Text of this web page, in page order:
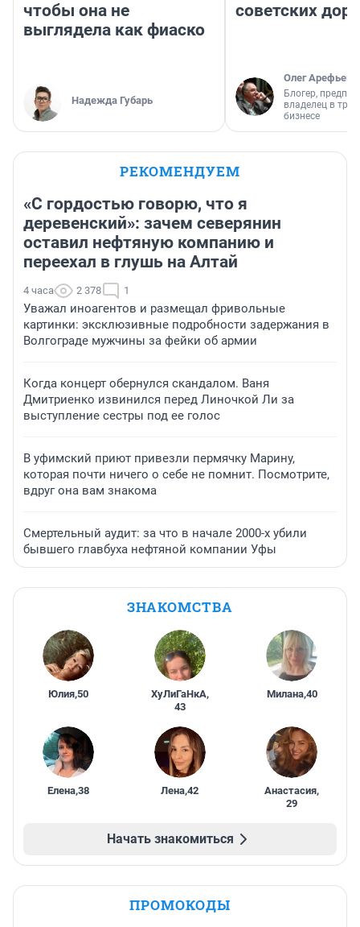
чтобы она не
выглядела как фиаско
Надежда Губарь
советских
Олег Арефьев
Блогер,
владелец в
бизнесе
РЕКОМЕНДУЕМ
«С гордостью говорю, что я
деревенский»: зачем северянин
оставил нефтяную компанию и
переехал в глушь на Алтай
4 часа 2 378 1
Уважал иноагентов и размещал фривольные
картинки: эксклюзивные подробности задержания в
Волгограде мужчины за фейки об армии
Когда концерт обернулся скандалом. Ваня
Дмитриенко извинился перед Линочкой Ли за
выступление сестры под ее голос
В уфимский приют привезли пермячку Марину,
которая почти ничего о себе не помнит. Посмотрите,
вдруг она вам знакома
Смертельный аудит: за что в начале 2000-х убили
бывшего главбуха нефтяной компании Уфы
ЗНАКОМСТВА
Юлия,50 ХуЛиГаНкА,
43
Милана,40
Елена,38 Лена,42 Анастасия,
29
Начать знакомиться
ПРОМОКОДЫ